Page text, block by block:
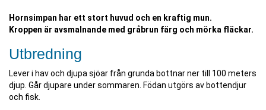
Hornsimpan har ett stort huvud och en kraftig mun.
Kroppen är avsmalnande med gråbrun färg och mörka fläckar.
Utbredning
Lever i hav och djupa sjöar från grunda bottnar ner till 100 meters
djup. Går djupare under sommaren. Födan utgörs av bottendjur
och fisk.